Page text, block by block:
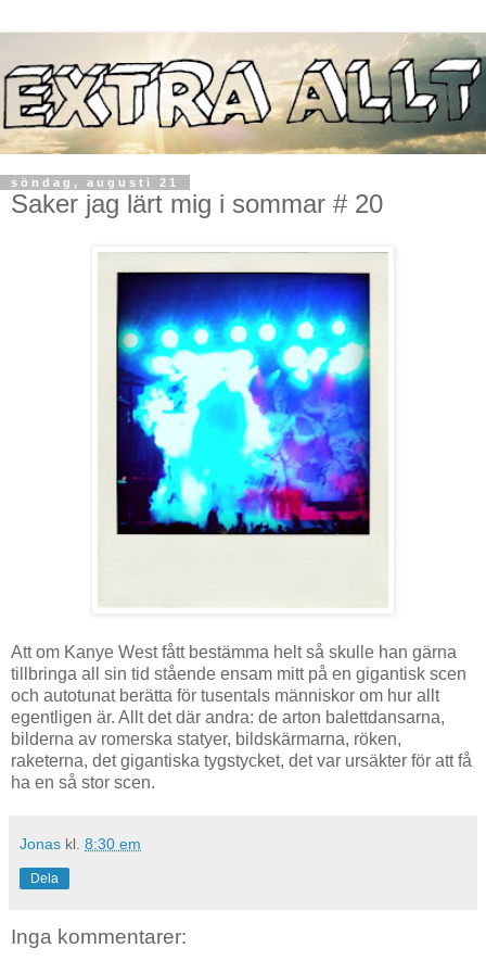
söndag, augusti 21
Saker jag lärt mig i sommar # 20
Att om Kanye West fått bestämma helt så skulle han gärna
tillbringa all sin tid stående ensam mitt på en gigantisk scen
och autotunat berätta för tusentals människor om hur allt
egentligen är. Allt det där andra: de arton balettdansarna,
bilderna av romerska statyer, bildskärmarna, röken,
raketerna, det gigantiska tygstycket, det var ursäkter för att få
ha en så stor scen.
Jonas kl. 8:30 em
Dela
Inga kommentarer: